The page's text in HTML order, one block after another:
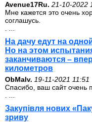
Avenue17Ru. 21-10-2022
Мне кажется это очень
соглашусь.
На дачу едут на
Но на этом
заканчиваются –
километров
ОbMalv. 19-11-2021 11:51
Спасибо, ваш сайт очень
Закупівля нових
зриву